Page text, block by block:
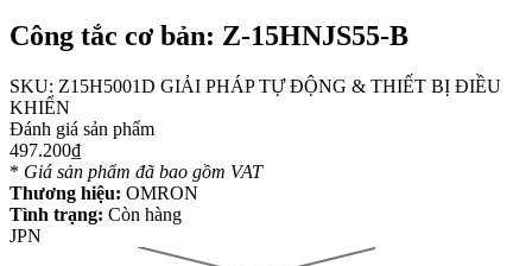
Công tắc cơ bản: Z-15HNJS55-B
SKU: Z15H5001D GIẢI PHÁP TỰ ĐỘNG & THIẾT BỊ ĐIỀU
KHIỂN
Đánh giá sản phẩm
497.200₫
* Giá sản phẩm đã bao gồm VAT
Thương hiệu: OMRON
Tình trạng: Còn hàng
JPN